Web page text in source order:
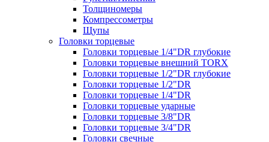
Толщиномеры
Компрессометры
Щупы
Головки торцевые
Головки торцевые 1/4"DR глубокие
Головки торцевые внешний TORX
Головки торцевые 1/2"DR глубокие
Головки торцевые 1/2"DR
Головки торцевые 1/4"DR
Головки торцевые ударные
Головки торцевые 3/8"DR
Головки торцевые 3/4"DR
Головки свечные